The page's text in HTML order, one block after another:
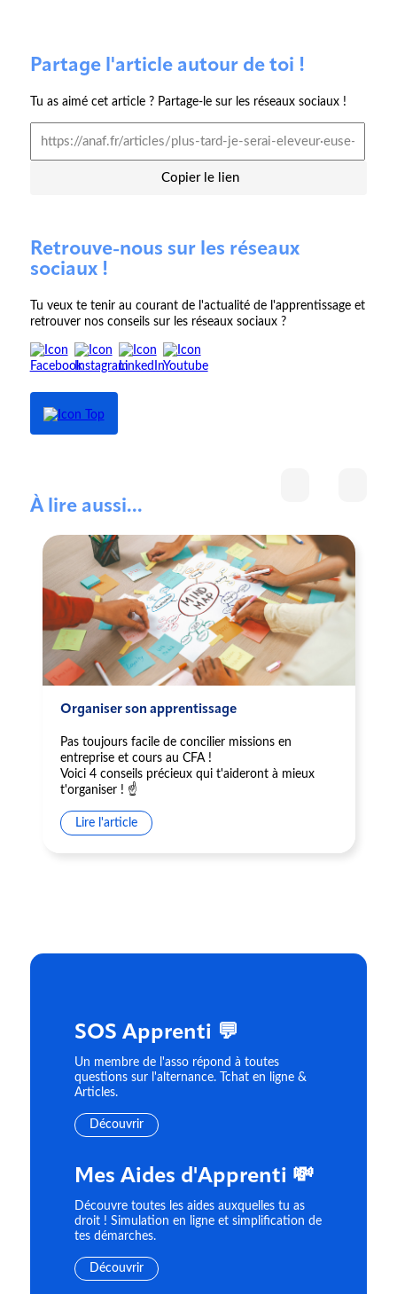
Partage l'article autour de toi !
Tu as aimé cet article ? Partage-le sur les réseaux sociaux !
Copier le lien
Retrouve-nous sur les réseaux
sociaux !
Tu veux te tenir au courant de l'actualité de l'apprentissage et
retrouver nos conseils sur les réseaux sociaux ?
À lire aussi...
Organiser son apprentissage
Pas toujours facile de concilier missions en
entreprise et cours au CFA !
Voici 4 conseils précieux qui t'aideront à mieux
t'organiser ! ☝️
Lire l'article
SOS Apprenti 💬
Un membre de l'asso répond à toutes
questions sur l'alternance. Tchat en ligne &
Articles.
Découvrir
Mes Aides d'Apprenti 💸
Découvre toutes les aides auxquelles tu as
droit ! Simulation en ligne et simplification de
tes démarches.
Découvrir